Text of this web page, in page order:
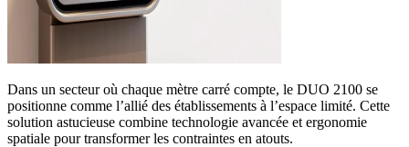
Dans un secteur où chaque mètre carré compte, le DUO 2100 se
positionne comme l’allié des établissements à l’espace limité. Cette
solution astucieuse combine technologie avancée et ergonomie
spatiale pour transformer les contraintes en atouts.